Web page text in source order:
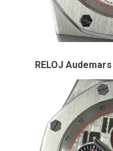
RELOJ